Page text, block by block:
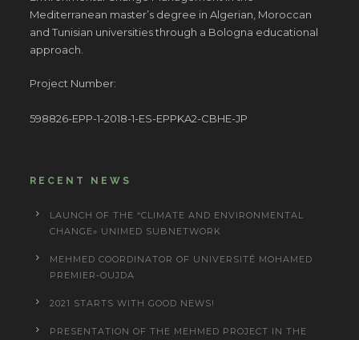
Mediterranean master’s degree in Algerian, Moroccan
and Tunisian universities through a Bologna educational
approach.
Project Number:
598826-EPP-1-2018-1-ES-EPPKA2-CBHE-JP
RECENT NEWS
LAUNCH OF THE “CLIMATE AND ENVIRONMENTAL
CHANGE» UNIMED SUBNETWORK
MEHMED COORDINATOR OF UNIVERSITÉ MOHAMED
PREMIER-OUJDA
2021 STARTS WITH GOOD NEWS!
PRESENTATION OF THE MEHMED PROJECT IN THE